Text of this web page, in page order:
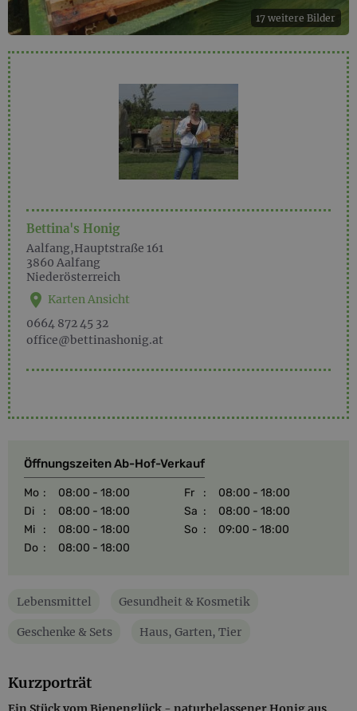
17 weitere Bilder
Bettina's Honig
Aalfang,Hauptstraße 161
3860 Aalfang
Niederösterreich
Karten Ansicht
0664 872 45 32
office@bettinashonig.at
Öffnungszeiten Ab-Hof-Verkauf
Mo :
08:00 - 18:00
Di
:
08:00 - 18:00
Mi
:
08:00 - 18:00
Do : 08:00 - 18:00
Fr :
08:00 - 18:00
Sa :
08:00 - 18:00
So : 09:00 - 18:00
Lebensmittel Gesundheit & Kosmetik
Geschenke & Sets Haus, Garten, Tier
Kurzporträt